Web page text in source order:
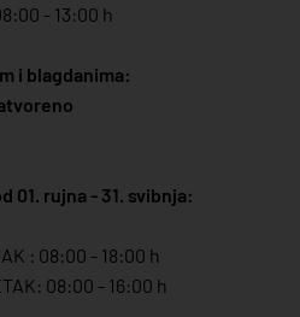
- 13:00 h
i blagdanima:
01. rujna - 31. svibnja:
: 08:00 - 18:00 h
08:00 - 16:00 h